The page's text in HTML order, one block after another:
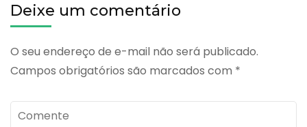
Deixe um comentário
O seu endereço de e-mail não será publicado.
Campos obrigatórios são marcados com *
Comente